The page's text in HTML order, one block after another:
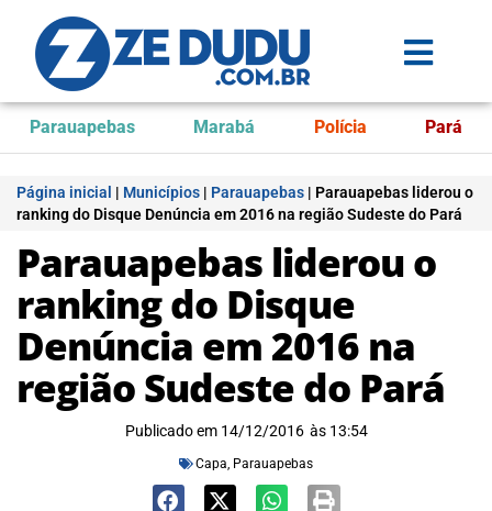
Parauapebas Marabá Polícia Pará
Página inicial | Municípios | Parauapebas | Parauapebas liderou o
ranking do Disque Denúncia em 2016 na região Sudeste do Pará
Parauapebas liderou o
ranking do Disque
Denúncia em 2016 na
região Sudeste do Pará
Publicado em 14/12/2016 às 13:54
Capa, Parauapebas